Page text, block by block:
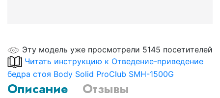
Эту модель уже просмотрели 5145 посетителей
Читать инструкцию к Отведение-приведение
бедра стоя Body Solid ProClub SMH-1500G
Описание Отзывы